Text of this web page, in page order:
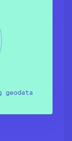
geodata